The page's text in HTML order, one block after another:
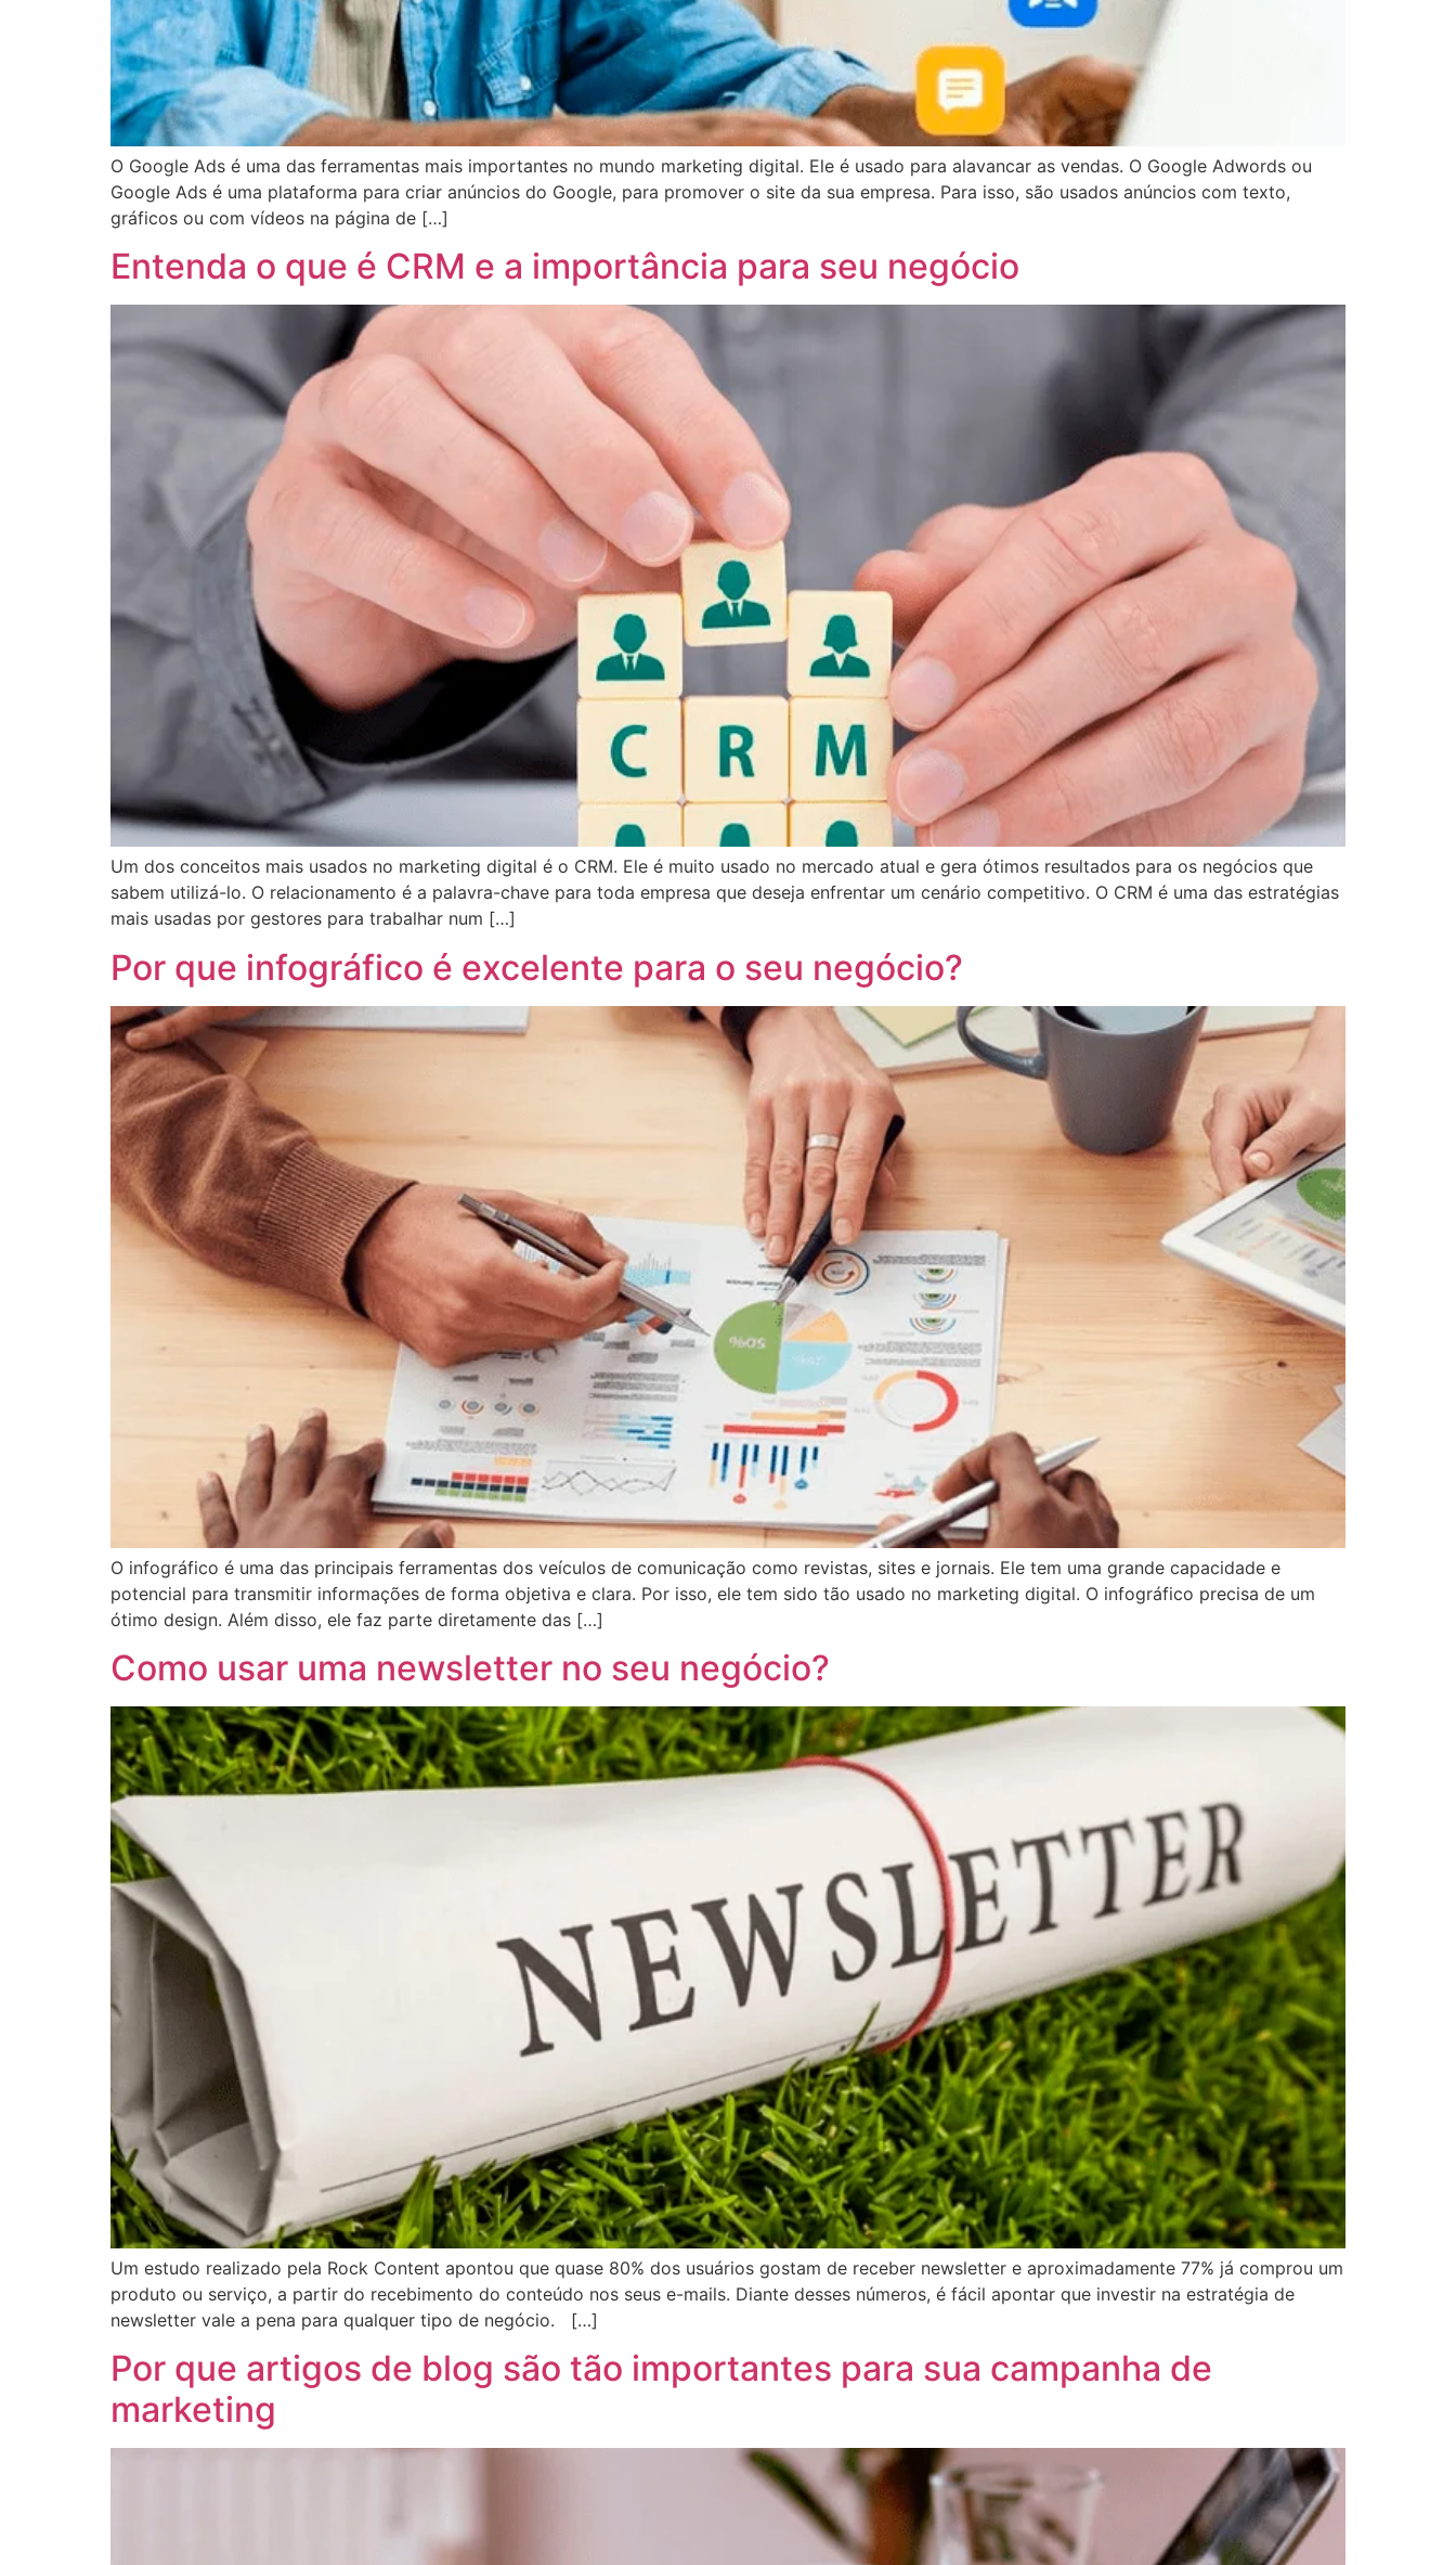
O Google Ads é uma das ferramentas mais importantes no mundo marketing digital. Ele é usado para alavancar as vendas. O Google Adwords ou
Google Ads é uma plataforma para criar anúncios do Google, para promover o site da sua empresa. Para isso, são usados anúncios com texto,
gráficos ou com vídeos na página de […]
Entenda o que é CRM e a importância para seu negócio
Um dos conceitos mais usados no marketing digital é o CRM. Ele é muito usado no mercado atual e gera ótimos resultados para os negócios que
sabem utilizá-lo. O relacionamento é a palavra-chave para toda empresa que deseja enfrentar um cenário competitivo. O CRM é uma das estratégias
mais usadas por gestores para trabalhar num […]
Por que infográfico é excelente para o seu negócio?
O infográfico é uma das principais ferramentas dos veículos de comunicação como revistas, sites e jornais. Ele tem uma grande capacidade e
potencial para transmitir informações de forma objetiva e clara. Por isso, ele tem sido tão usado no marketing digital. O infográfico precisa de um
ótimo design. Além disso, ele faz parte diretamente das […]
Como usar uma newsletter no seu negócio?
Um estudo realizado pela Rock Content apontou que quase 80% dos usuários gostam de receber newsletter e aproximadamente 77% já comprou um
produto ou serviço, a partir do recebimento do conteúdo nos seus e-mails. Diante desses números, é fácil apontar que investir na estratégia de
newsletter vale a pena para qualquer tipo de negócio. […]
Por que artigos de blog são tão importantes para sua campanha de
marketing